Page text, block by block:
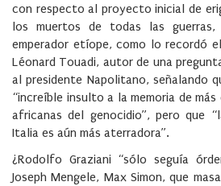
con respecto al proyecto inicial de
los muertos de todas las guerras,
emperador etíope, como lo recordó
Léonard Touadi, autor de una
al presidente Napolitano, señalando
“increíble insulto a la memoria de
africanas del genocidio”, pero que
Italia es aún más aterradora”.
¿Rodolfo Graziani “sólo seguía
Joseph Mengele, Max Simon, que